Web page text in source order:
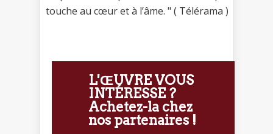
touche au cœur et à l’âme. " ( Télérama )
L'ŒUVRE VOUS
INTÉRESSE ?
Achetez-la chez
nos partenaires !